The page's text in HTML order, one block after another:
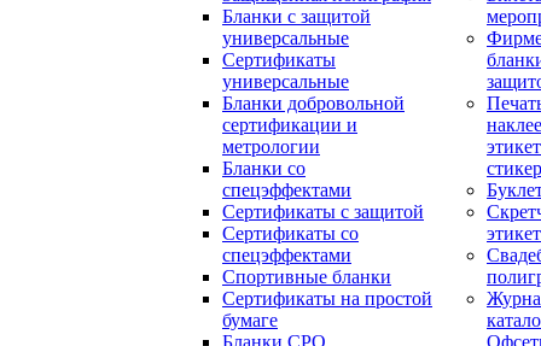
Бланки с защитой
универсальные
Сертификаты
универсальные
Бланки добровольной
сертификации и
метрологии
Бланки со
спецэффектами
Сертификаты с защитой
Сертификаты со
спецэффектами
Спортивные бланки
Cертификаты на простой
бумаге
Бланки СРО